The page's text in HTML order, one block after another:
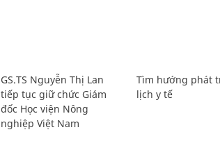
GS.TS Nguyễn Thị Lan
tiếp tục giữ chức Giám
đốc Học viện Nông
nghiệp Việt Nam
Tìm hướng phát
lịch y tế